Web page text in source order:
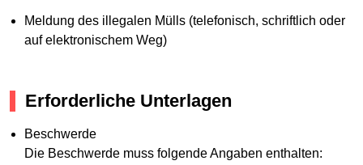
Meldung des illegalen Mülls (telefonisch, schriftlich oder
auf elektronischem Weg)
Erforderliche Unterlagen
Beschwerde
Die Beschwerde muss folgende Angaben enthalten: